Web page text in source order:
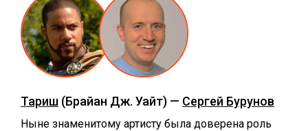
Тариш (Брайан Дж. Уайт) — Сергей Бурунов
Ныне знаменитому артисту была доверена роль